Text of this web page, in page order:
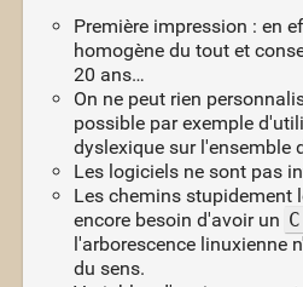
Première impression : en
homogène du tout et
20 ans…
On ne peut rien
possible par exemple
dyslexique sur l'ensemble
Les logiciels ne sont pas
Les chemins stupidement
encore besoin d'avoir un
l'arborescence linuxienne
du sens.